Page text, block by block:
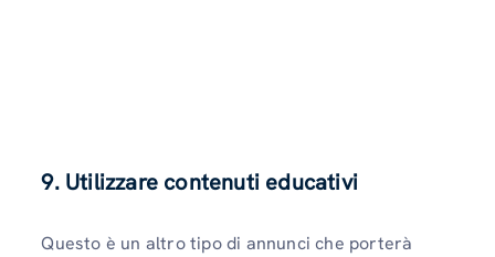
9. Utilizzare contenuti educativi
Questo è un altro tipo di annunci che porterà